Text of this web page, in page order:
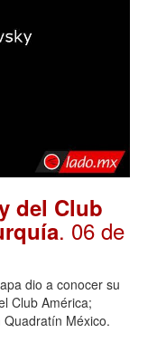
del Club
. 06 de
dio a conocer su
Club América;
México.